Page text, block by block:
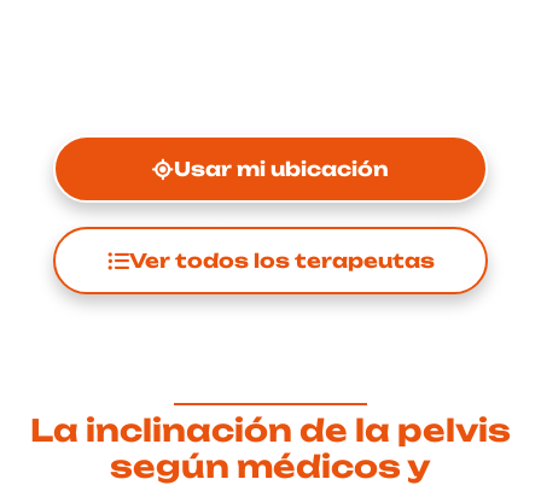
Usar mi ubicación
Ver todos los terapeutas
La inclinación de la pelvis
según médicos y